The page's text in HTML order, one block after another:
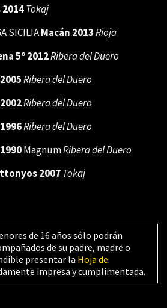
Tokaj
SICILIAMacán 2013Rioja
5º 2012Ribera del Duero
Ribera del Duero
Ribera del Duero
1996Ribera del Duero
MagnumRibera del Duero
2007Tokaj
de 16 años sólo podrán
de su padre, madre o
presentar la Hoja de
impresa y cumplimentada.